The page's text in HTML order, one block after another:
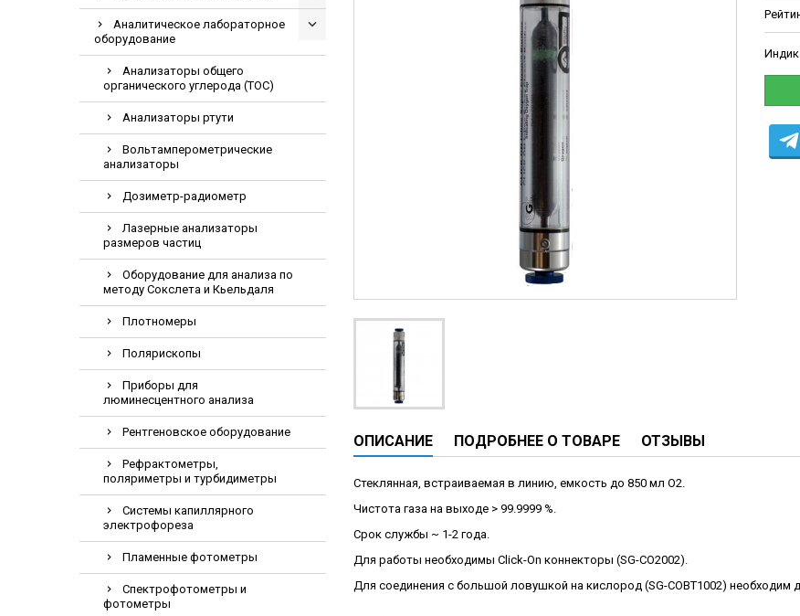
Биохимические анализаторы
Мониторы пациента
Рентгеновские аппараты
Тракционные кровати
Электроэнцефалографы
Электрохирургические коагуляторы
Экстракторы
Аналитическое лабораторное
оборудование
Анализаторы общего
органического углерода (TOC)
Анализаторы ртути
Вольтамперометрические
анализаторы
Дозиметр-радиометр
Лазерные анализаторы
размеров частиц
Оборудование для анализа по
методу Сокслета и Кьельдаля
Плотномеры
Полярископы
Приборы для
люминесцентного анализа
Рентгеновское оборудование
Рефрактометры,
поляриметры и турбидиметры
Системы капиллярного
электрофореза
Пламенные фотометры
Спектрофотометры и
фотометры
ОПИСАНИЕ ПОДРОБНЕЕ О ТОВАРЕ ОТЗЫВЫ
Стеклянная, встраиваемая в линию, емкость до 850 мл O2.
Чистота газа на выходе > 99.9999 %.
Срок службы ~ 1-2 года.
Для работы необходимы Click-On коннекторы (SG-CO2002).
Для соединения с большой ловушкой на кислород (SG-COBT1002) необходим